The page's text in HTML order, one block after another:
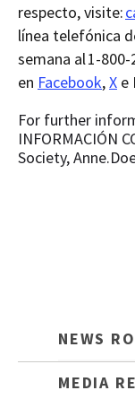
respecto, visite:
línea telefónica
semana al 1-
en Facebook,X e
For further
INFORMACIÓN
Society,
NEWS
MEDIA